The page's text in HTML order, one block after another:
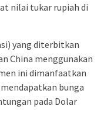
nilai tukar rupiah di
yang diterbitkan
China menggunakan
ini dimanfaatkan
bunga
pada Dolar